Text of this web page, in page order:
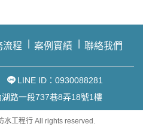
流程 案例實績 聯絡我們
LINE ID：0930088281
路一段737巷8弄18號1樓
工程行 All rights reserved.